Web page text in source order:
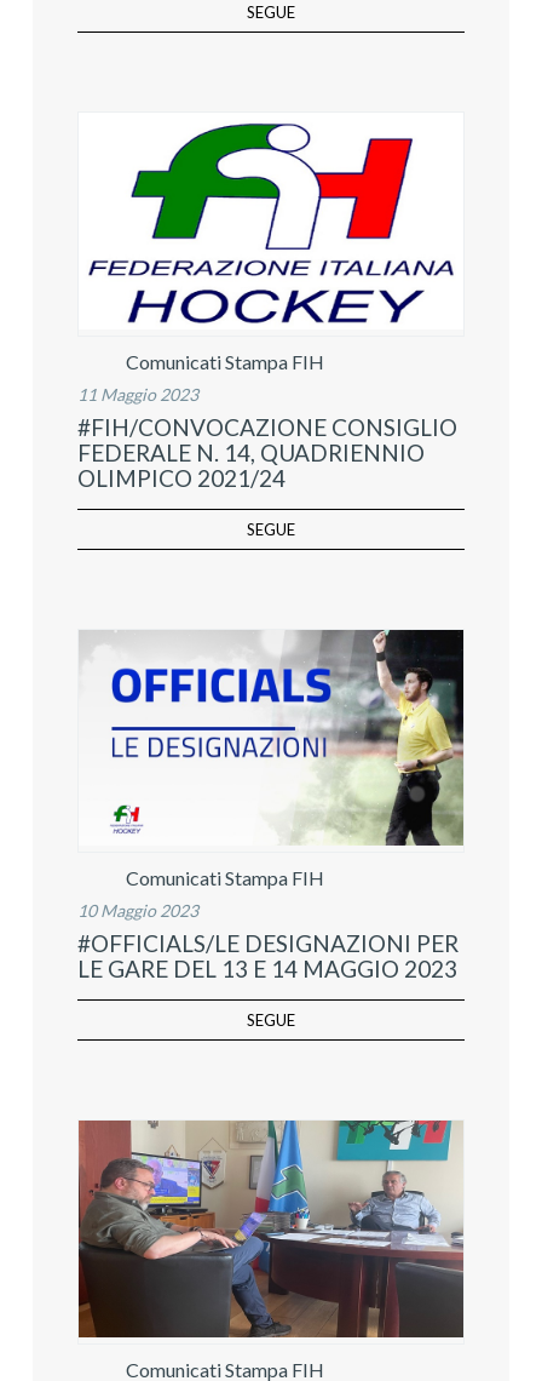
SEGUE
Comunicati Stampa FIH
11 Maggio 2023
#FIH/CONVOCAZIONE CONSIGLIO
FEDERALE N. 14, QUADRIENNIO
OLIMPICO 2021/24
SEGUE
Comunicati Stampa FIH
10 Maggio 2023
#OFFICIALS/LE DESIGNAZIONI PER
LE GARE DEL 13 E 14 MAGGIO 2023
SEGUE
Comunicati Stampa FIH